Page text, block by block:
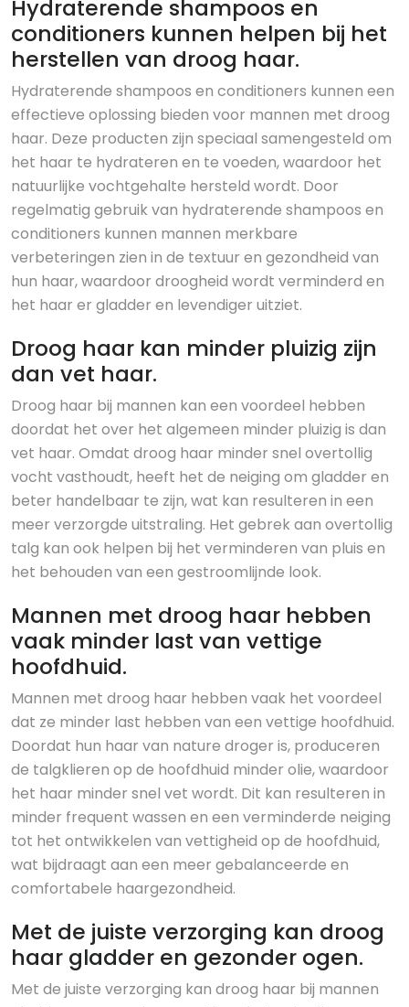
Hydraterende shampoos en
conditioners kunnen helpen bij het
herstellen van droog haar.
Hydraterende shampoos en conditioners kunnen een
effectieve oplossing bieden voor mannen met droog
haar. Deze producten zijn speciaal samengesteld om
het haar te hydrateren en te voeden, waardoor het
natuurlijke vochtgehalte hersteld wordt. Door
regelmatig gebruik van hydraterende shampoos en
conditioners kunnen mannen merkbare
verbeteringen zien in de textuur en gezondheid van
hun haar, waardoor droogheid wordt verminderd en
het haar er gladder en levendiger uitziet.
Droog haar kan minder pluizig zijn
dan vet haar.
Droog haar bij mannen kan een voordeel hebben
doordat het over het algemeen minder pluizig is dan
vet haar. Omdat droog haar minder snel overtollig
vocht vasthoudt, heeft het de neiging om gladder en
beter handelbaar te zijn, wat kan resulteren in een
meer verzorgde uitstraling. Het gebrek aan overtollig
talg kan ook helpen bij het verminderen van pluis en
het behouden van een gestroomlijnde look.
Mannen met droog haar hebben
vaak minder last van vettige
hoofdhuid.
Mannen met droog haar hebben vaak het voordeel
dat ze minder last hebben van een vettige hoofdhuid.
Doordat hun haar van nature droger is, produceren
de talgklieren op de hoofdhuid minder olie, waardoor
het haar minder snel vet wordt. Dit kan resulteren in
minder frequent wassen en een verminderde neiging
tot het ontwikkelen van vettigheid op de hoofdhuid,
wat bijdraagt aan een meer gebalanceerde en
comfortabele haargezondheid.
Met de juiste verzorging kan droog
haar gladder en gezonder ogen.
Met de juiste verzorging kan droog haar bij mannen